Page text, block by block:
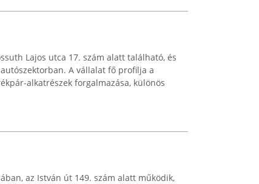
Lajos utca 17. szám alatt található, és
A vállalat fő profilja a
alkatrészek forgalmazása, különös
az István út 149. szám alatt működik,